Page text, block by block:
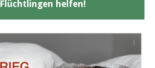
Flüchtlingen helfen!